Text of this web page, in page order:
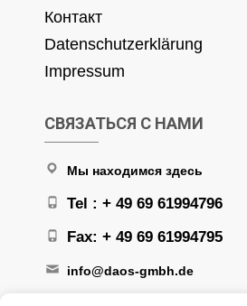
Контакт
Datenschutzerklärung
Impressum
СВЯЗАТЬСЯ С НАМИ
Мы находимся здесь
Tel : + 49 69 61994796
Fax: + 49 69 61994795
info@daos-gmbh.de